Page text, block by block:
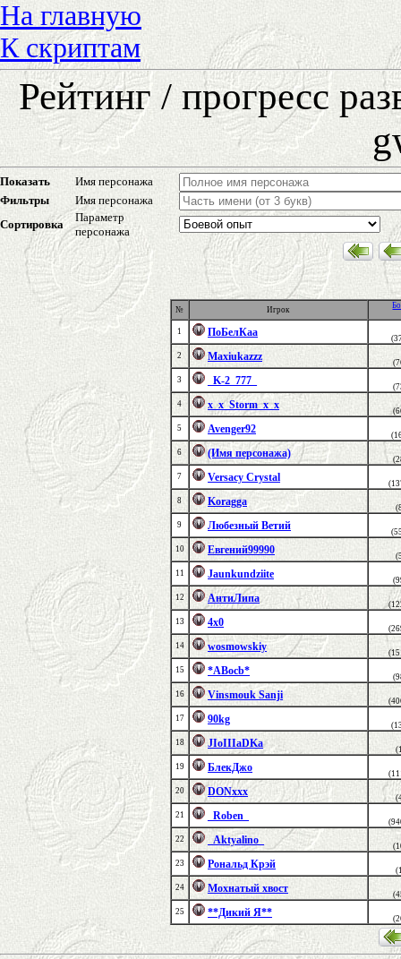
На главную
К скриптам
Рейтинг / прогресс
Показать
Имя персонажа
Фильтры
Имя персонажа
Сортировка
Параметр
персонажа
№ Игрок
1 ПоБелКаа
2
Maxiukazzz
3
_K-2_777_
4
x_x_Storm_x_x
5
Avenger92
6
(Имя персонажа)
7
Versacy Crystal
8
Koragga
9
Любезный Ветий
10
Евгений99990
11
Jaunkundziite
12
АнтиЛипа
13
4х0
14
wosmowskiy
15
*ABocb*
16
Vinsmouk Sanji
17
90kg
18
JIoIIIaDKa
19
БлекДжо
20
DONxxx
21
_Roben_
22
_Aktyalino_
23
Рональд Крэй
24
Мохнатый хвост
25
**Дикий Я**